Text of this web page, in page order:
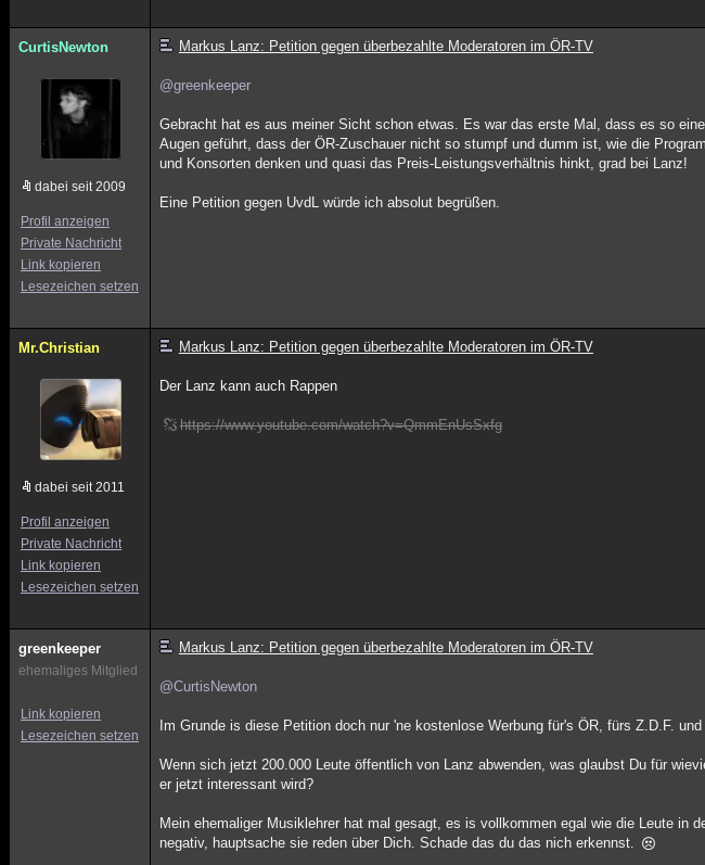
CurtisNewton
dabei seit 2009
Profil anzeigen
Private Nachricht
Link kopieren
Lesezeichen setzen
Markus Lanz: Petition gegen überbezahlte Moderatoren im ÖR-TV
@greenkeeper
Gebracht hat es aus meiner Sicht schon etwas. Es war das erste Mal, dass es so
Augen geführt, dass der ÖR-Zuschauer nicht so stumpf und dumm ist, wie die
und Konsorten denken und quasi das Preis-Leistungsverhältnis hinkt, grad bei Lanz!
Eine Petition gegen UvdL würde ich absolut begrüßen.
Mr.Christian
dabei seit 2011
Profil anzeigen
Private Nachricht
Link kopieren
Lesezeichen setzen
Markus Lanz: Petition gegen überbezahlte Moderatoren im ÖR-TV
Der Lanz kann auch Rappen
https://www.youtube.com/watch?v=QmmEnUsSxfg
greenkeeper
ehemaliges Mitglied
Link kopieren
Lesezeichen setzen
Markus Lanz: Petition gegen überbezahlte Moderatoren im ÖR-TV
@CurtisNewton
Im Grunde is diese Petition doch nur 'ne kostenlose Werbung für's ÖR, fürs Z.D.F.
Wenn sich jetzt 200.000 Leute öffentlich von Lanz abwenden, was glaubst Du für
er jetzt interessant wird?
Mein ehemaliger Musiklehrer hat mal gesagt, es is vollkommen egal wie die Leute in
negativ, hauptsache sie reden über Dich. Schade das du das nich erkennst.